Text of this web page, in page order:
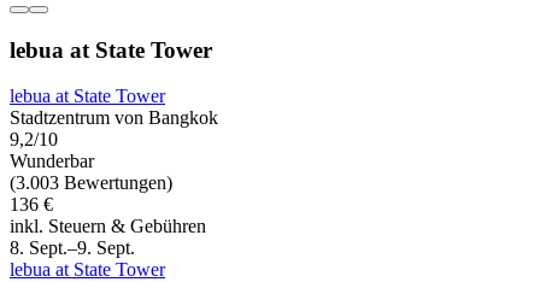
lebua at State Tower
lebua at State Tower
Stadtzentrum von Bangkok
9,2/10
Wunderbar
(3.003 Bewertungen)
136 €
inkl. Steuern & Gebühren
8. Sept.–9. Sept.
lebua at State Tower